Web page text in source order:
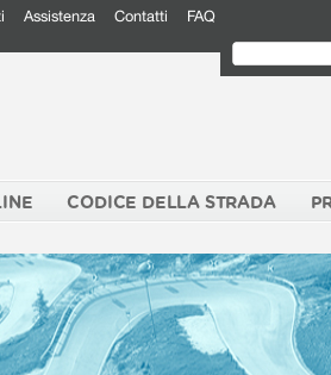
Assistenza Contatti FAQ
CODICE DELLA STRADA